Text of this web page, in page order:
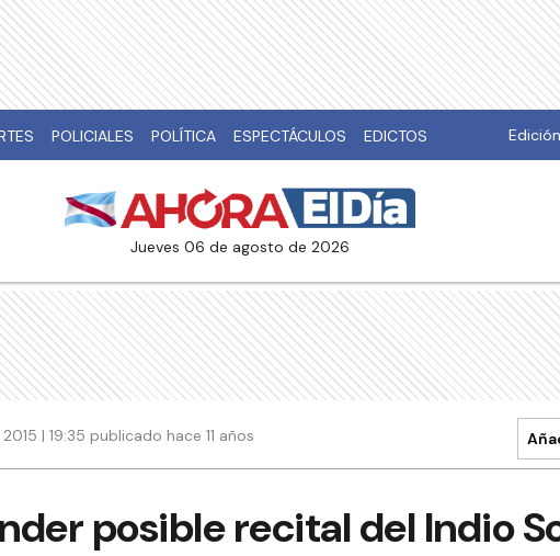
POLICIALES POLÍTICA ESPECTÁCULOS EDICTOS
jueves 06 de agosto de 2026
| 19:35 publicado hace 11 años
posible recital del Indio